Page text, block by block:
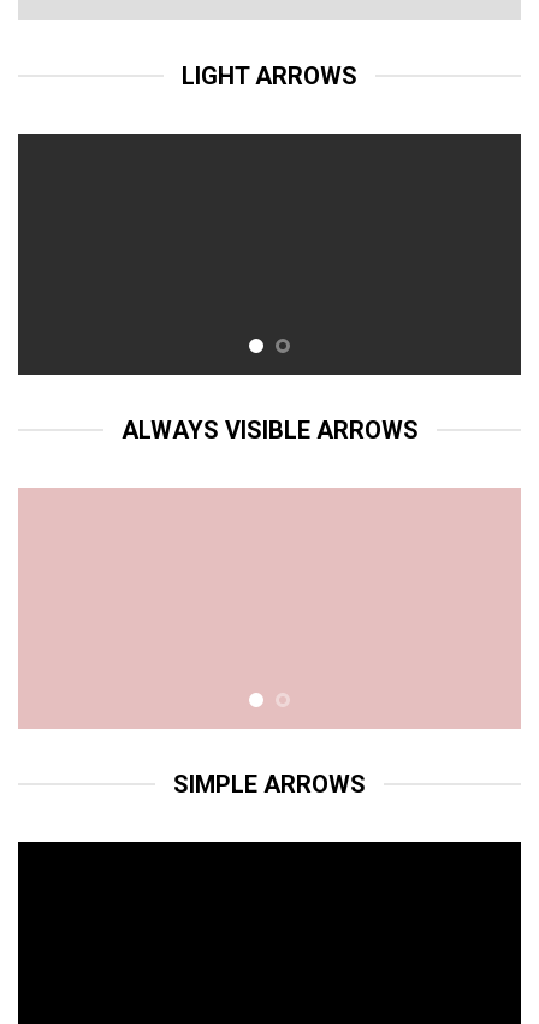
LIGHT ARROWS
ALWAYS VISIBLE ARROWS
SIMPLE ARROWS